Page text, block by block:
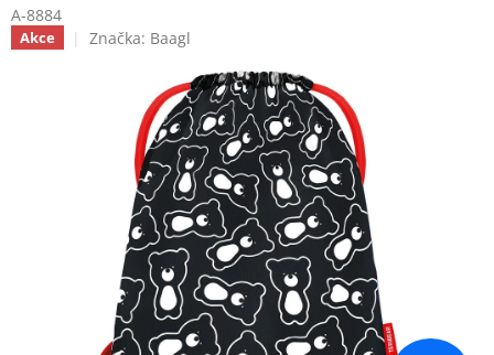
A-8884
Akce Značka: Baagl